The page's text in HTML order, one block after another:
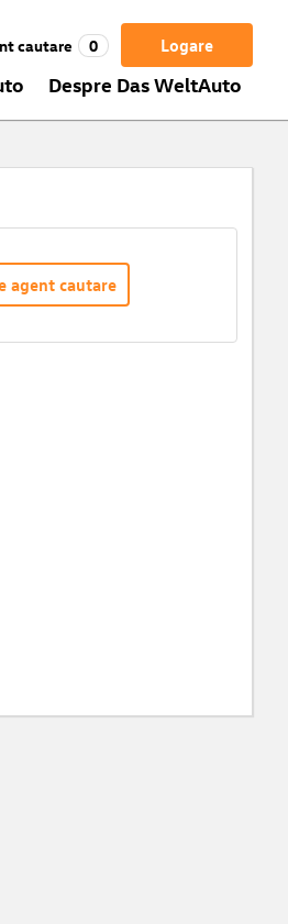
Logare
cautare 0
Despre Das WeltAuto
agent cautare